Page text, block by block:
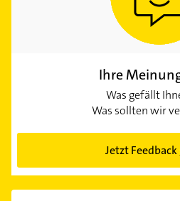
Ihre
Was gefällt
Was sollten wir
Jetzt